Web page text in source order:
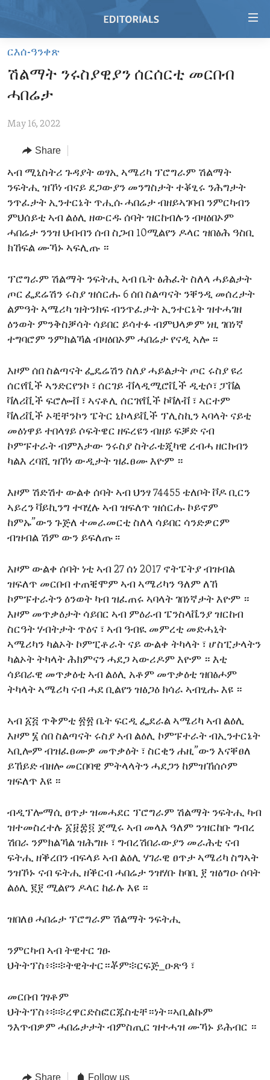
Skip
main
content
to
Navigation
Skip
to
Search
REGIONS
AFRICA
AMERICAS
ASIA
EUROPE
MIDDLE EAST
TOPICS
HUMAN RIGHTS
SECURITY AND DEFENSE
AID AND DEVELOPMENT
DEMOCRACY AND GOVERNANCE
ENVIRONMENT AND HEALTH
ARCHIVE
ABOUT US
ርእሰ-ዓንቀጽ
ሽልማት ንሩስያዊያን ሰርሰርቲ መርበብ
ሓበሬታ
May 16, 2022
Share
ኣብ ሚኒስትሪ ጉዳያት ወፃኢ ኣሜሪካ ፕሮግራም ሽልማት
ንፍትሒ ዝኾነ ብናይ ደጋውያን መንግስታት ተቖፂሩ ንሕግታት
ንጥፈታት ኢንተርኔት ጥሒሱ ሓበሬታ ብዘይኣገባብ ንምርካብን
ምህሰይቲ ኣብ ልዕሊ ዘውርዱ ሰባት ዝርከብሉን ብዛዕበኦም
ሓበሬታ ንንዝ ህብብን ሰብ ስጋብ 10ሚልየን ዶላር ዝበፅሕ ዓስቢ
ክኸፍል ሙኻኑ ኣፍሊጡ ።
ፕሮግራም ሽልማት ንፍትሒ ኣብ ቤት ፅሕፈት ስለላ ሓይልታት
ጦር ፌደሬሽን ሩስያ ዝሰርሑ 6 ሰበ ስልጣናት ንቐንዲ መሰረታት
ልምዓት ኣሜሪካ ዝትንክፍ ብንጥፈታት ኢንተርኔት ዝተሓገዘ
ዕንወት ምንቅስቓሳት ሳይበር ይሳተፉ ብምህላዎም ነዚ ገበነኛ
ተግባሮም ንምክልኻል ብዛዕበኦም ሓበሬታ የናዲ ኣሎ ።
እዞም ሰበ ስልጣናት ፌዴሬሽን ስለያ ሓይልታት ጦር ሩስያ ዩሪ
ሰርየቪች ኣንድርየንኮ ፣ ሰርገይ ቭላዲሚሮቪች ዲቲሶ፣ ፓቨል
ቫለሪቪች ፍሮሎቭ ፣ ኣናቶሊ ሰርገየቪች ኮቫለቭ ፣ ኣርተም
ቫለሪቪች ኦቺቸንኮን ፔትር ኒኮላይቪች ፕሊስኪን ኣባላት ናይቲ
መዕነዋይ ተበላፃይ ሶፍትዌር ዘፍረዩን ብዘይ ፍቓድ ናብ
ኮምፑተራት ብምእታው ንሩስያ ስትራቴጂካዊ ረብሓ ዘርክብን
ካልእ ረባሺ ዝኾነ ውዲታት ዝፈፀሙ እዮም ።
እዞም ሽድሽተ ውልቀ ሰባት ኣብ ህንፃ 74455 ቴለቦት ቮዶ ቢርን
ኣይረን ቫይኪንግ ተባሂሉ ኣብ ዝፍለጥ ዝሰርሑ ኮይኖም
ከምኡ”ውን ጉጅለ ተመራመርቲ ስለላ ሳይበር ሳንድዎርም
ብዝብል ሽም ውን ይፍለጡ ፡፡
እዞም ውልቀ ሰባት ነቲ ኣብ 27 ሰነ 2017 ኖትፔትያ ብዝብል
ዝፍለጥ መርበብ ተጠቒሞም ኣብ ኣሜሪካን ዓለም ለኸ
ኮምፑተራትን ዕንወት ካብ ዝፈጠሩ ኣባላት ገበነኛታት እዮም ።
እዞም መጥቃዕታት ሳይበር ኣብ ምዕራብ ፔንስላቬንያ ዝርከብ
ስርዓት ሃብትታት ጥዕና ፣ ኣብ ዓብዪ መምረቲ መድሓኒት
ኣሜሪካን ካልኦት ኮምፒቶራት ናይ ውልቀ ትካላት ፣ ሆስፒታላትን
ካልኦት ትካላት ሕክምናን ሓደጋ ኣውሪዶም እዮም ። እቲ
ሳይበራዊ መጥቃዕቲ ኣብ ልዕሊ አቶም መጥቃዕቲ ዝበፅሖም
ትካላት ኣሜሪካ ናብ ሓደ ቢልየን ዝፅጋዕ ክሳራ ኣብፂሑ እዩ ።
ኣብ ፩፭ ጥቅምቲ ፳፳ ቤት ፍርዲ ፌደራል ኣሜሪካ ኣብ ልዕሊ
እዞም ፮ ሰበ ስልጣናት ሩስያ ኣብ ልዕሊ ኮምፑተራት ብኢንተርኔት
ኣቢሎም ብዝፈፀሙዎ መጥቃዕት ፣ ስርቂን ሐዚ”ውን እናቐፀለ
ይኸይድ ብዘሎ መርበባዊ ምትላላትን ሓደጋን ከምዝኸሰሶም
ዝፍለጥ እዩ ።
ብዲፕሎማሲ ፀጥታ ዝመሓደር ፕሮግራም ሽልማት ንፍትሒ ካብ
ዝተመስረተሉ ፩፱፰፬ ጀሚሩ ኣብ መላእ ዓለም ንዝርከቡ ግብረ
ሽበራ ንምክልኻል ዝሕግዙ ፣ ግብረሽበራውያን መራሕቲ ናብ
ፍትሒ ዘቕረበን ብፍላይ ኣብ ልዕሊ ሃገራዊ ፀጥታ ኣሜሪካ ስግኣት
ንዝኾኑ ናብ ፍትሒ ዘቕርብ ሓበሬታ ንዝሃቡ ከባቢ ፻ ዝፅግዑ ሰባት
ልዕሊ ፪፻ ሚልየን ዶላር ከፊሉ እዩ ።
ዝበለፀ ሓበሬታ ፕሮግራም ሽልማት ንፍትሒ
ንምርካብ ኣብ ትዊተር ገፁ
ህትትፕስ፥፨፨ትዊትተር።ቾም፨ርፍጅ_ዑጽዓ ፣
መርበብ ገፃቶም
ህትትፕስ፥፨፨ረዋርድስፎርጁስቲቸ።ነት።ኣቢልኩም
ንእጥብዎም ሓበሬታታት ብምስጢር ዝተሓዝ ሙኻኑ ይሕብር ።
Share Follow us